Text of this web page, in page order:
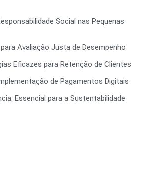
Social nas Pequenas
Avaliação Justa de Desempenho
Eficazes para Retenção de Clientes
de Pagamentos Digitais
Essencial para a Sustentabilidade